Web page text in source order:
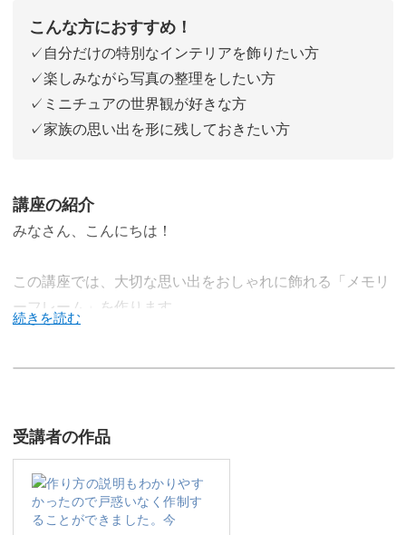
こんな方におすすめ！
✓自分だけの特別なインテリアを飾りたい方
✓楽しみながら写真の整理をしたい方
✓ミニチュアの世界観が好きな方
✓家族の思い出を形に残しておきたい方
講座の紹介
みなさん、こんにちは！
この講座では、大切な思い出をおしゃれに飾れる「メモリ
ーフレーム」を作ります。
ュージアムのようなフレーム仕立てに。
スマホにある写真が “飾って眺めたくなる作品” に変身しま
す♪
受講者の作品